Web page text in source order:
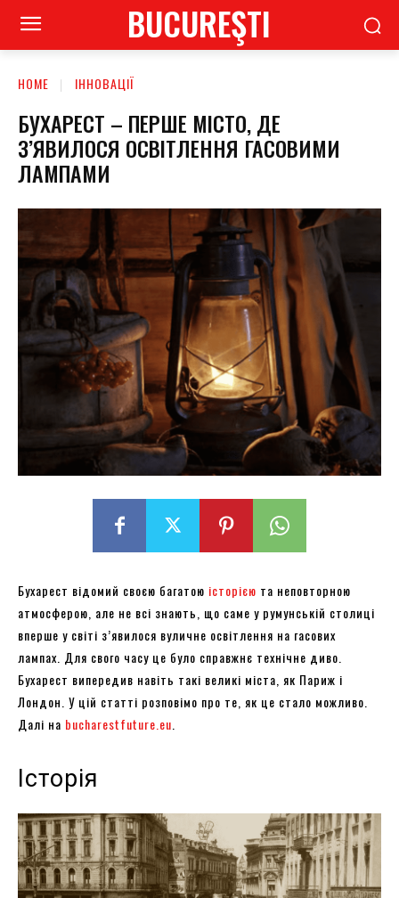
BUCUREŞTI
HOME ІННОВАЦІЇ
БУХАРЕСТ – ПЕРШЕ МІСТО, ДЕ
З’ЯВИЛОСЯ ОСВІТЛЕННЯ ГАСОВИМИ
ЛАМПАМИ
Бухарест відомий своєю багатою історією та неповторною
атмосферою, але не всі знають, що саме у румунській столиці
вперше у світі з’явилося вуличне освітлення на гасових
лампах. Для свого часу це було справжнє технічне диво.
Бухарест випередив навіть такі великі міста, як Париж і
Лондон. У цій статті розповімо про те, як це стало можливо.
Далі на bucharestfuture.eu
Історія